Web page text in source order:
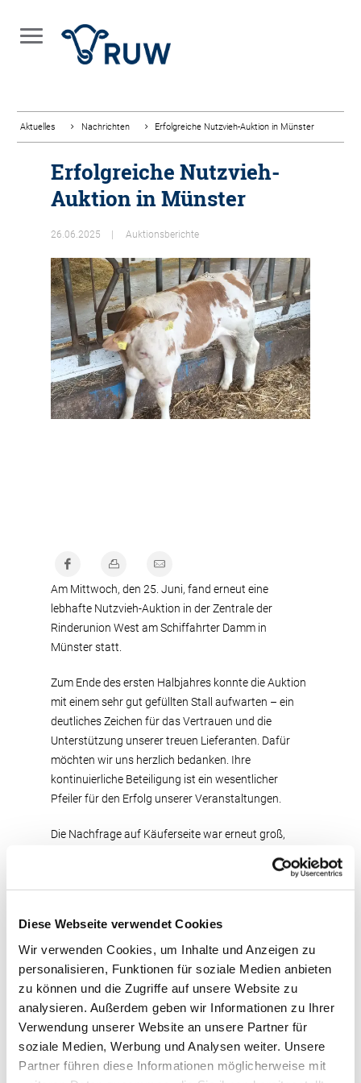
Diese Webseite verwendet Cookies
Wir verwenden Cookies, um Inhalte und Anzeigen zu
personalisieren, Funktionen für soziale Medien anbieten
zu können und die Zugriffe auf unsere Website zu
analysieren. Außerdem geben wir Informationen zu Ihrer
Verwendung unserer Website an unsere Partner für
soziale Medien, Werbung und Analysen weiter. Unsere
Partner führen diese Informationen möglicherweise mit
Aktuelles Nachrichten Erfolgreiche Nutzvieh-Auktion in Münster
Erfolgreiche Nutzvieh-
Auktion in Münster
26.06.2025 Auktionsberichte
Am Mittwoch, den 25. Juni, fand erneut eine
lebhafte Nutzvieh-Auktion in der Zentrale der
Rinderunion West am Schiffahrter Damm in
Münster statt.
Zum Ende des ersten Halbjahres konnte die Auktion
mit einem sehr gut gefüllten Stall aufwarten – ein
deutliches Zeichen für das Vertrauen und die
Unterstützung unserer treuen Lieferanten. Dafür
möchten wir uns herzlich bedanken. Ihre
kontinuierliche Beteiligung ist ein wesentlicher
Pfeiler für den Erfolg unserer Veranstaltungen.
Die Nachfrage auf Käuferseite war erneut groß,
Kaufinteressenten zum Zug kamen. Besonders
erfreulich war die Preisentwicklung bei den jüngsten
lediglich 97 kg Lebendgewicht erzielte einen
beeindruckenden Nettoerlös von 1.180 Euroim
Ring– ein Spitzenwert, der das aktuelle
Marktniveau unterstreicht.
Wir danken allen Beteiligten für ihr Kommen, ihr
Vertrauen und die gute Zusammenarbeit.
Die nächste Auktion findet in genau vier